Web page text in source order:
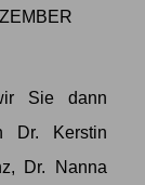
Sie dann
Dr. Kerstin
Dr. Nanna